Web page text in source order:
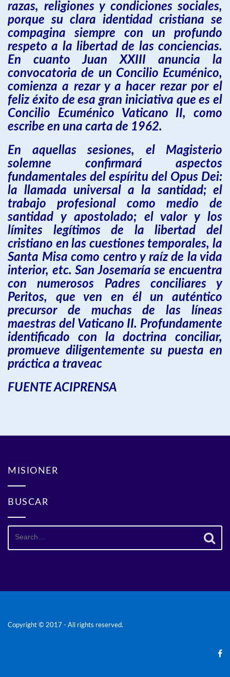
razas, religiones y condiciones sociales,
porque su clara identidad cristiana se
compagina siempre con un profundo
respeto a la libertad de las conciencias.
En cuanto Juan XXIII anuncia la
convocatoria de un Concilio Ecuménico,
comienza a rezar y a hacer rezar por el
feliz éxito de esa gran iniciativa que es el
Concilio Ecuménico Vaticano II, como
escribe en una carta de 1962.
En aquellas sesiones, el Magisterio
solemne confirmará aspectos
fundamentales del espíritu del Opus Dei:
la llamada universal a la santidad; el
trabajo profesional como medio de
santidad y apostolado; el valor y los
límites legítimos de la libertad del
cristiano en las cuestiones temporales, la
Santa Misa como centro y raíz de la vida
interior, etc. San Josemaría se encuentra
con numerosos Padres conciliares y
Peritos, que ven en él un auténtico
precursor de muchas de las líneas
maestras del Vaticano II. Profundamente
identificado con la doctrina conciliar,
promueve diligentemente su puesta en
práctica a traveac
FUENTE ACIPRENSA
MISIONER
BUSCAR
Search
Copyright © 2017 - All rights reserved.